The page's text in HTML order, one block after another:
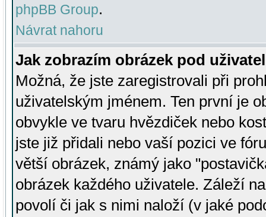
phpBB Group.
Návrat nahoru
Jak zobrazím obrázek pod
Možná, že jste zaregistrovali při
uživatelským jménem. Ten první je
obvykle ve tvaru hvězdiček nebo
jste již přidali nebo vaší pozici ve
větší obrázek, známý jako
obrázek každého uživatele. Záleží
povolí či jak s nimi naloží (v jaké